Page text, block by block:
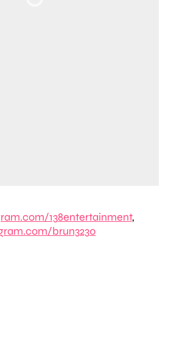
138entertainment,
brun3230